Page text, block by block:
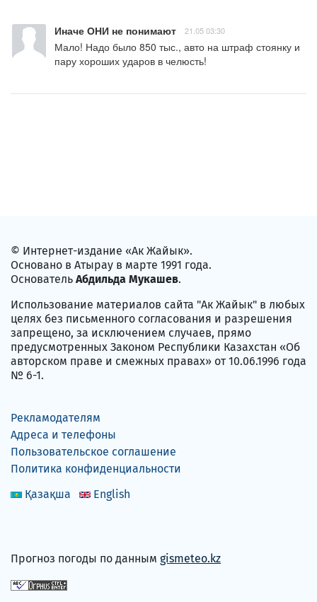
Иначе ОНИ не понимают 21.05 03:30
Мало! Надо было 850 тыс., авто на штраф стоянку и
пару хороших ударов в челюсть!
© Интернет-издание «Ак Жайык».
Основано в Атырау в марте 1991 года.
Основатель Абдильда Мукашев.
Использование материалов сайта "Ак Жайык" в любых
целях без письменного согласования и разрешения
запрещено, за исключением случаев, прямо
предусмотренных Законом Республики Казахстан «Об
авторском праве и смежных правах» от 10.06.1996 года
№ 6-1.
Рекламодателям
Адреса и телефоны
Пользовательское соглашение
Политика конфиденциальности
Қазақша
English
Прогноз погоды по данным gismeteo.kz